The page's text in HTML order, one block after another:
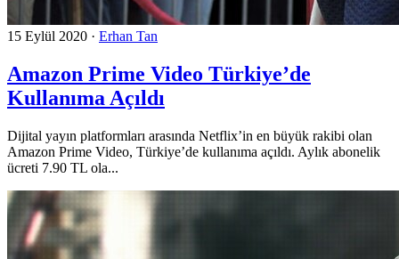
15 Eylül 2020 · Erhan Tan
Amazon Prime Video Türkiye’de
Kullanıma Açıldı
Dijital yayın platformları arasında Netflix’in en büyük rakibi olan
Amazon Prime Video, Türkiye’de kullanıma açıldı. Aylık abonelik
ücreti 7.90 TL ola...